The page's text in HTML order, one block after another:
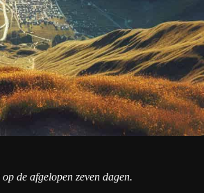
de afgelopen zeven dagen.